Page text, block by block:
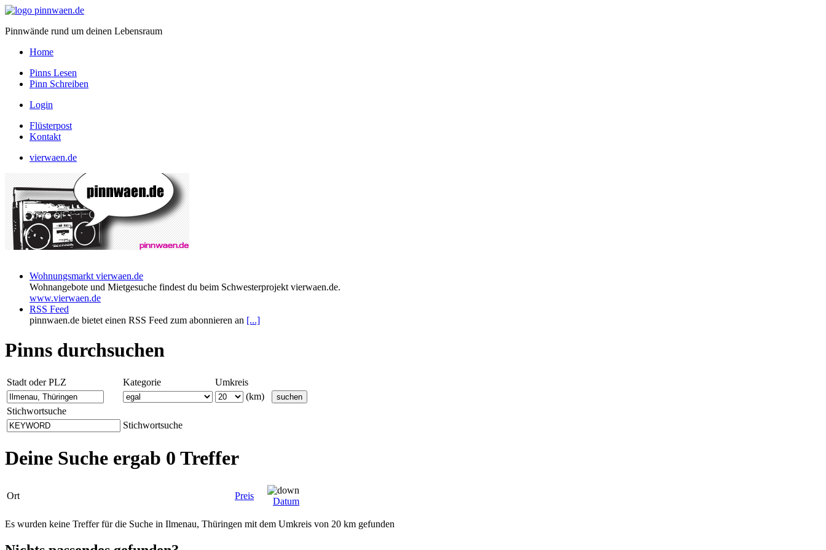
Pinnwände rund um deinen Lebensraum
Home
Pinns Lesen
Pinn Schreiben
Login
Flüsterpost
Kontakt
vierwaen.de
Wohnungsmarkt vierwaen.de
Wohnangebote und Mietgesuche findest du beim Schwesterprojekt vierwaen.de.
www.vierwaen.de
RSS Feed
pinnwaen.de bietet einen RSS Feed zum abonnieren an [...]
Pinns durchsuchen
Stadt oder PLZ Kategorie
Umkreis
(km)
Stichwortsuche
Stichwortsuche
Deine Suche ergab 0 Treffer
Ort Preis
Datum
Es wurden keine Treffer für die Suche in Ilmenau, Thüringen mit dem Umkreis von 20 km gefunden